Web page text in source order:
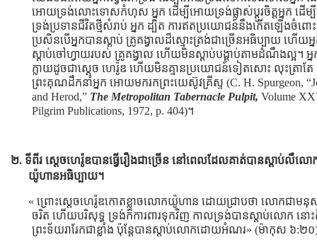
អោយទ្រង់លោះទោសកំហុស អ្នក ដើម្បីអោយទ្រង់ផ្លាស់ប្ដូរចិត្ដអ្នក ដើ
ទ្រង់ប្រទានជីវិតថ្មីសំរាប់ អ្នក ដ្បិត ការឥតប្រយោជន៍នឹងកើតឡើងចំពោះ
ប្រសិនបើអ្នកបានស្ដាប់ គ្រូគង្វាលដ៏ស្មោះត្រង់ជាច្រើនអធិប្បាយ ហើយអ្
ស្ដាប់ចៅហ្វាយរបស់ គ្រូគង្វាល ហើយមិនស្ដាប់បង្គាប់តាមដំណឹងល្អ។ អ្
ក្លាយដូចជាសេ្ដច ហេរ៉ូឌ ហើយមិនគ្មានប្រយោជន៍ទៀតសោះ លុះត្រាតែ
ព្រះគុណដឹកនាំអ្នក អោយមករកព្រះយេស៊ូវគ្រីស្ទ (C. H. Spurgeon,
and Herod,” The Metropolitan Tabernacle Pulpit, Volume
Pilgrim Publications, 1972, p. 404)។
២. ទីពីរ សេ្ដចហេរ៉ូឌបានធ្វើរឿងជាច្រើន នៅពេលដែលគាត់បានស្ដាប់លឺលោ
យ៉ូហានអធិប្បាយ។
« ព្រោះស្តេចហេរ៉ូឌកោតខ្លាចលោកយ៉ូហាន ដោយជ្រាបថា លោកជាម
ចរិត ហើយបរិសុទ្ធ ទ្រង់ក៏ការពារទុកវិញ កាលទ្រង់បានស្តាប់លោក នោ
ព្រះទ័យរារែកជាខ្លាំង ប៉ុន្តែបានស្តាប់លោកដោយអំណរ» (ម៉ាកុស ៦:២